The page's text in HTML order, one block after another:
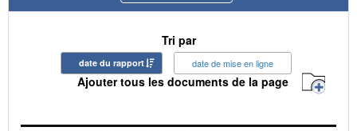
Tri par
date du rapport date de mise en ligne
Ajouter tous les documents de la page